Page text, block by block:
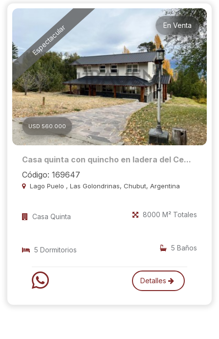
Espectacular En Venta
USD 560.000
Casa quinta con quincho en ladera del Ce...
Código: 169647
Lago Puelo , Las Golondrinas, Chubut, Argentina
Casa Quinta 8000 M² Totales
5 Dormitorios 5 Baños
Detalles